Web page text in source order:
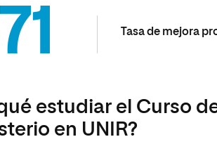
Tasa de mejora
estudiar el Curso
en UNIR?